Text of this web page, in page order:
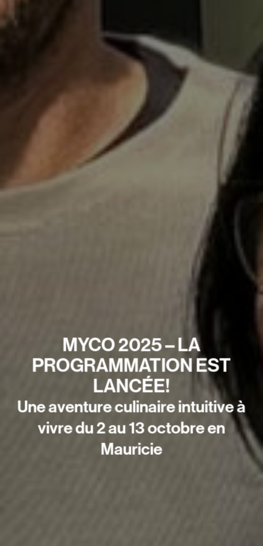
MYCO 2025 – LA
PROGRAMMATION EST
LANCÉE!
Une aventure culinaire intuitive à
vivre du 2 au 13 octobre en
Mauricie